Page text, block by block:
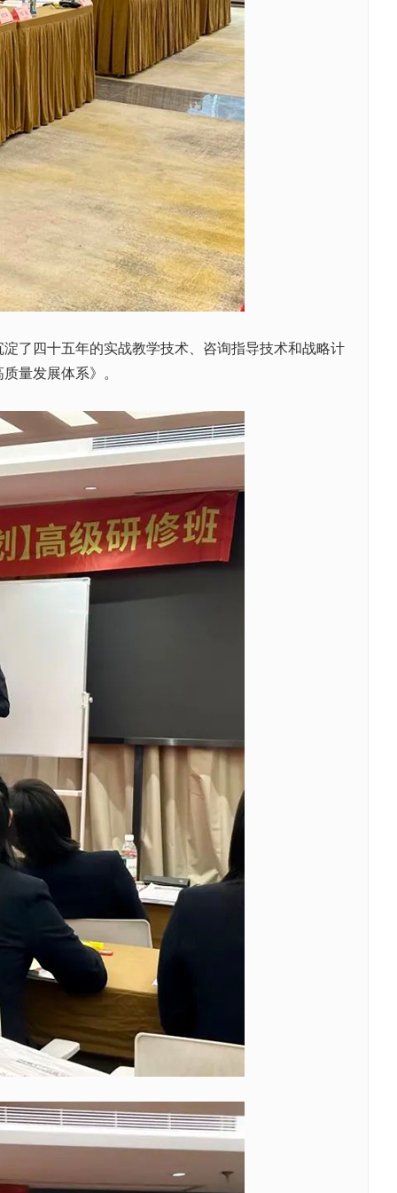
四十五年的实战教学技术、咨询指导技术和战略计
量发展体系》。